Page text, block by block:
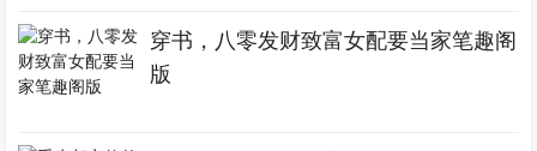
穿书，八零发财致富女配要当家笔趣阁
版